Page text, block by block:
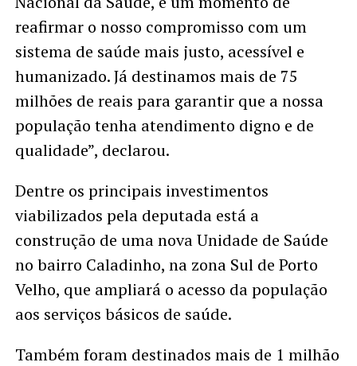
reafirmar o nosso compromisso com um
sistema de saúde mais justo, acessível e
humanizado. Já destinamos mais de 75
milhões de reais para garantir que a nossa
população tenha atendimento digno e de
qualidade”, declarou.
Dentre os principais investimentos
viabilizados pela deputada está a
construção de uma nova Unidade de Saúde
no bairro Caladinho, na zona Sul de Porto
Velho, que ampliará o acesso da população
aos serviços básicos de saúde.
Também foram destinados mais de 1 milhão